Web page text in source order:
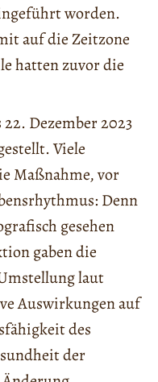
worden.
auf die Zeitzone
hatten zuvor die
Dezember 2023
Viele
Maßnahme, vor
Denn
gesehen
gaben die
laut
Auswirkungen auf
des
der